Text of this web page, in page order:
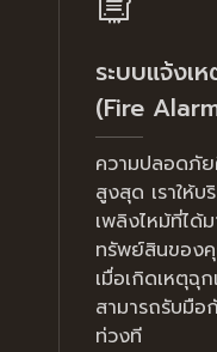
ระบบแจ้งเ
(Fire
ความปลอดภั
สูงสุด เราให้บ
เพลิงไหม้ที่ได้
ทรัพย์สินของคุ
เมื่อเกิดเหตุฉุ
สามารถรับมื
ท่วงที